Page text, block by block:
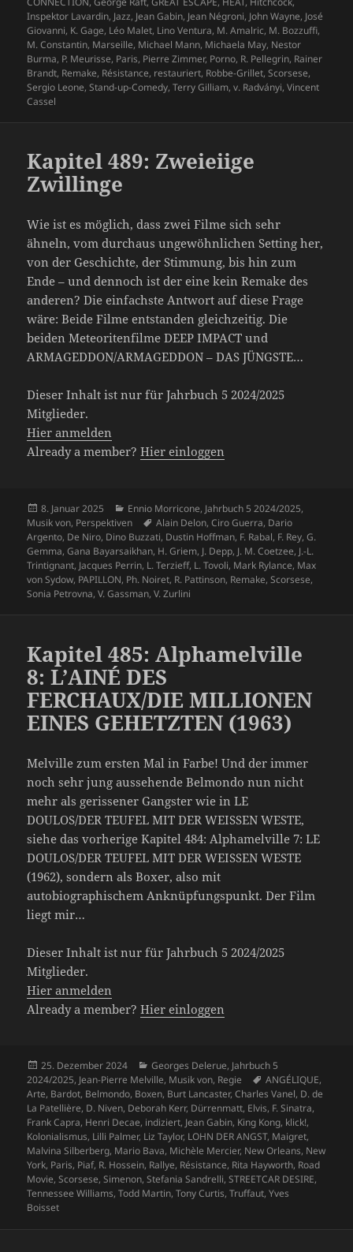
Inspektor Lavardin, Jazz, Jean Gabin, Jean Négroni, John Wayne, José
Giovanni, K. Gage, Léo Malet, Lino Ventura, M. Amalric, M. Bozzuffi,
M. Constantin, Marseille, Michael Mann, Michaela May, Nestor
Burma, P. Meurisse, Paris, Pierre Zimmer, Porno, R. Pellegrin, Rainer
Brandt, Remake, Résistance, restauriert, Robbe-Grillet,Scorsese,
Sergio Leone,Stand-up-Comedy,Terry Gilliam,v. Radványi,Vincent
Cassel
Kapitel 489: Zweieiige
Zwillinge
Wie ist es möglich, dass zwei Filme sich sehr
ähneln, vom durchaus ungewöhnlichen Setting her,
von der Geschichte, der Stimmung, bis hin zum
Ende – und dennoch ist der eine kein Remake des
anderen? Die einfachste Antwort auf diese Frage
wäre: Beide Filme entstanden gleichzeitig. Die
beiden Meteoritenfilme DEEP IMPACT und
ARMAGEDDON/ARMAGEDDON – DAS JÜNGSTE…
Dieser Inhalt ist nur für Jahrbuch 5 2024/2025
Mitglieder.
Hier anmelden
Already a member?Hier einloggen
Veröffentlicht
am
8. Januar 2025 Kategorien
Ennio Morricone, Jahrbuch 5 2024/2025,
Musik von, Perspektiven Schlagwörter
Alain Delon,Ciro Guerra, Dario
Argento, De Niro, Dino Buzzati, Dustin Hoffman, F. Rabal, F. Rey,G.
Gemma,Gana Bayarsaikhan, H. Griem, J. Depp, J. M. Coetzee, J.-L.
Trintignant, Jacques Perrin, L. Terzieff, L. Tovoli, Mark Rylance, Max
von Sydow, PAPILLON, Ph. Noiret, R. Pattinson, Remake,Scorsese,
Sonia Petrovna,V. Gassman,V. Zurlini
Kapitel 485: Alphamelville
8: L’AINÉ DES
FERCHAUX/DIE MILLIONEN
EINES GEHETZTEN (1963)
Melville zum ersten Mal in Farbe! Und der immer
noch sehr jung aussehende Belmondo nun nicht
mehr als gerissener Gangster wie in LE
DOULOS/DER TEUFEL MIT DER WEISSEN WESTE,
siehe das vorherige Kapitel 484: Alphamelville 7: LE
DOULOS/DER TEUFEL MIT DER WEISSEN WESTE
(1962), sondern als Boxer, also mit
autobiographischem Anknüpfungspunkt. Der Film
liegt mir…
Dieser Inhalt ist nur für Jahrbuch 5 2024/2025
Mitglieder.
Hier anmelden
Already a member?Hier einloggen
Veröffentlicht
am
25. Dezember 2024 Kategorien
Georges Delerue, Jahrbuch 5
2024/2025, Jean-Pierre Melville, Musik von, Regie Schlagwörter
ANGÉLIQUE,
Arte, Bardot, Belmondo, Boxen, Burt Lancaster,Charles Vanel, D. de
La Patellière, D. Niven, Deborah Kerr, Dürrenmatt, Elvis, F. Sinatra,
Frank Capra, Henri Decae, indiziert, Jean Gabin, King Kong, klick!,
Kolonialismus, Lilli Palmer, Liz Taylor, LOHN DER ANGST, Maigret,
Malvina Silberberg, Mario Bava, Michèle Mercier, New Orleans, New
York, Paris, Piaf, R. Hossein, Rallye, Résistance, Rita Hayworth, Road
Movie,Scorsese,Simenon,Stefania Sandrelli,STREETCAR DESIRE,
Tennessee Williams,Todd Martin,Tony Curtis,Truffaut,Yves
Boisset